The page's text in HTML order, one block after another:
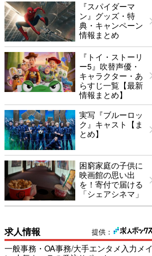
『スパイダーマ
ン』グッズ・特
典・キャンペーン
情報まとめ
『トイ・ストーリ
ー5』吹替声優・
キャラクター・あ
らすじ一覧【最新
情報まとめ】
実写『ブルーロッ
ク』キャスト【ま
とめ】
困窮家庭の子供に
映画館の思い出
を！寄付で届ける
「シェアシネマ」
提供：
求人情報
一般事務・OA事務/大手エンタメ入力メイ